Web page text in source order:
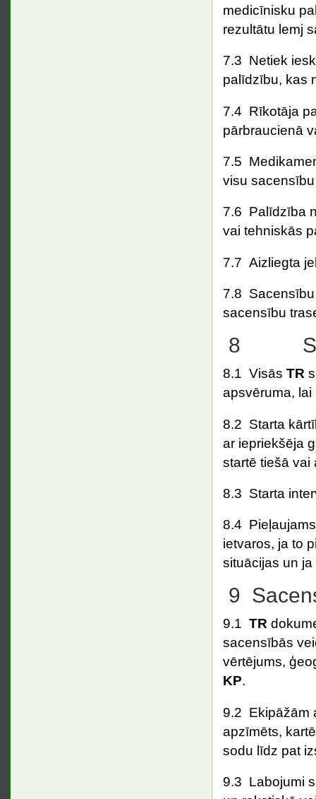
medicīnisku
rezultātu lemj
7.3 Netiek
palīdzību, kas
7.4 Rīkotāja
pārbraucienā
7.5
visu
7.6 Palīdzība
vai tehniskās
7.7 Aizliegta
7.8
sacensību
8
8.1 Visās TR
apsvēruma,
8.2 Starta
ar iepriekšēja
startē tiešā vai
8.3 Starta
8.4
ietvaros, ja to
situācijas un
9
9.1 TR
sacensībās
vērtējums,
KP.
9.2 Ekipāžām
apzīmēts,
sodu līdz pat
9.3 Labojumi